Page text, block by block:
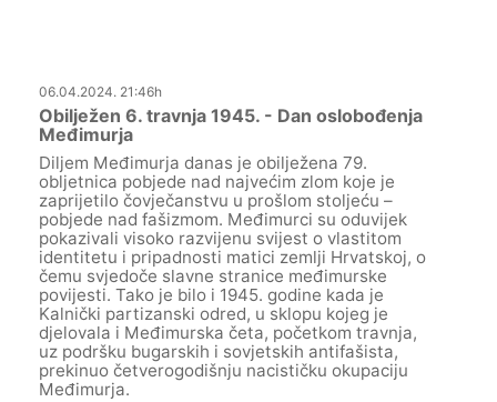
06.04.2024. 21:46h
Obilježen 6. travnja 1945. - Dan oslobođenja
Međimurja
Diljem Međimurja danas je obilježena 79.
obljetnica pobjede nad najvećim zlom koje je
zaprijetilo čovječanstvu u prošlom stoljeću –
pobjede nad fašizmom. Međimurci su oduvijek
pokazivali visoko razvijenu svijest o vlastitom
identitetu i pripadnosti matici zemlji Hrvatskoj, o
čemu svjedoče slavne stranice međimurske
povijesti. Tako je bilo i 1945. godine kada je
Kalnički partizanski odred, u sklopu kojeg je
djelovala i Međimurska četa, početkom travnja,
uz podršku bugarskih i sovjetskih antifašista,
prekinuo četverogodišnju nacističku okupaciju
Međimurja.